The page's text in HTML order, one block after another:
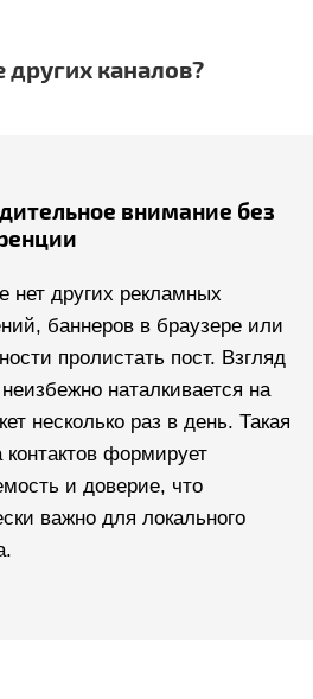
каналов?
внимание без
нет других рекламных
баннеров в браузере или
пролистать пост. Взгляд
наталкивается на
несколько раз в день. Такая
контактов формирует
и доверие, что
важно для локального